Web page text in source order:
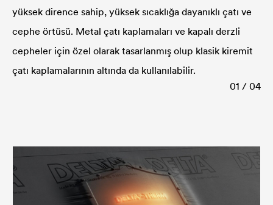
yüksek dirence sahip, yüksek sıcaklığa dayanıklı çatı ve
cephe örtüsü. Metal çatı kaplamaları ve kapalı derzli
cepheler için özel olarak tasarlanmış olup klasik kiremit
çatı kaplamalarının altında da kullanılabilir.
01 / 04